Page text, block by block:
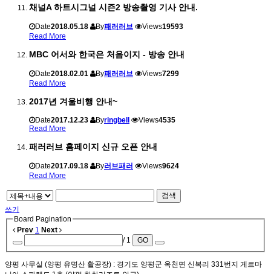
채널A 하트시그널 시즌2 방송촬영 기사 안내.
Date2018.05.18 By패러러브 Views19593
Read More
MBC 어서와 한국은 처음이지 - 방송 안내
Date2018.02.01 By패러러브 Views7299
Read More
2017년 겨울비행 안내~
Date2017.12.23 Byringbell Views4535
Read More
패러러브 홈페이지 신규 오픈 안내
Date2017.09.18 By러브패러 Views9624
Read More
검색
쓰기
Board Pagination
Prev 1 Next
/ 1
GO
양평 사무실 (양평 유명산 활공장) : 경기도 양평군 옥천면 신복리 331번지 게르마